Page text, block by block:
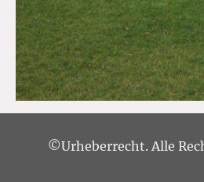
©Urheberrecht. Alle